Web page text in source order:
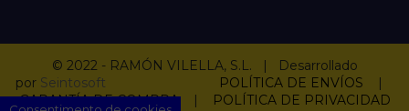
© 2022 - RAMÓN VILELLA, S.L. | Desarrollado
por Seintosoft POLÍTICA DE ENVÍOS
|
GARANTÍA DE COMPRA| POLÍTICA DE PRIVACIDAD